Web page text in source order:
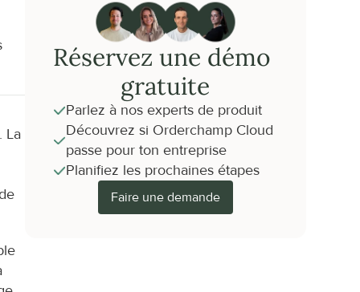
La
Réservez une démo
gratuite
Parlez à nos experts de produit
Découvrez si Orderchamp Cloud
passe pour ton entreprise
Planifiez les prochaines étapes
Faire une demande